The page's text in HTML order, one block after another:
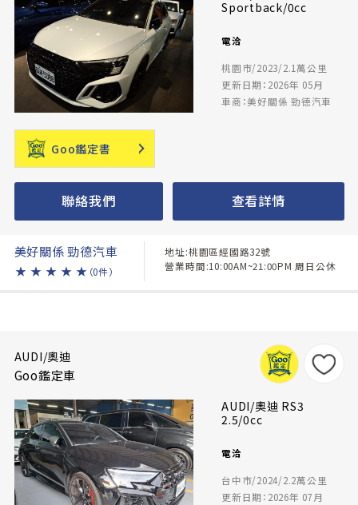
Sportback/0cc
電洽
桃園市/2023/2.1萬公里
更新日期：2026年 05月
車商：美好關係 勁德汽車
Goo鑑定書
聯絡我們 查看詳情
美好關係 勁德汽車
★ ★ ★ ★ ★ （0件）
地址:桃園區經國路32號
營業時間:10:00AM~21:00PM 周日公休
AUDI/奧迪
Goo鑑定車
AUDI/奧迪 RS3
2.5/0cc
電洽
台中市/2024/2.2萬公里
更新日期：2026年 07月